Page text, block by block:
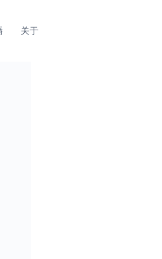
关于